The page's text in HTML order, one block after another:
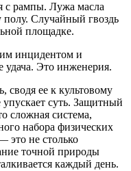
с рампы. Лужа масла
полу. Случайный гвоздь
площадке.
инцидентом и
Это инженерия.
ее к культовому
суть. Защитный
сложная система,
набора физических
это не столько
точной природы
каждый день.